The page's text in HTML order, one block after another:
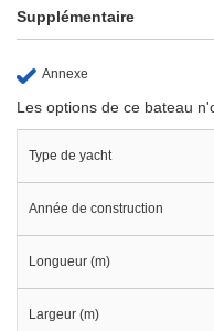
Supplémentaire
Annexe
Les options de ce bateau
Type de yacht
Année de construction
Longueur (m)
Largeur (m)